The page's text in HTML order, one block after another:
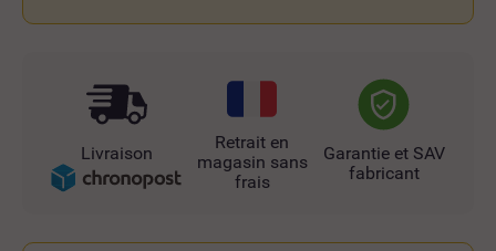
Livraison
Retrait en
magasin sans
frais
Garantie et SAV
fabricant